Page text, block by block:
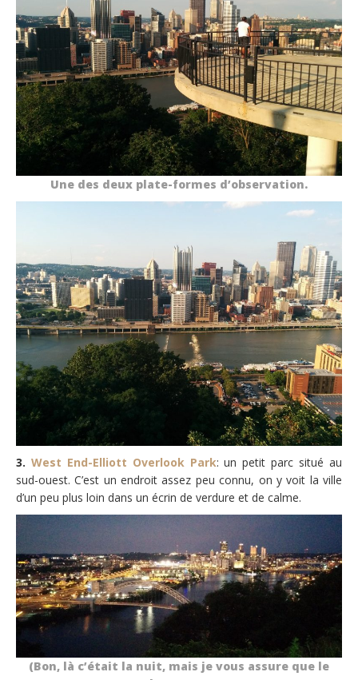
Une des deux plate-formes d’observation.
3. West End-Elliott Overlook Park: un petit parc situé au
sud-ouest. C’est un endroit assez peu connu, on y voit la ville
d’un peu plus loin dans un écrin de verdure et de calme.
(Bon, là c’était la nuit, mais je vous assure que le